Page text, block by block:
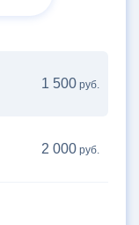
1 500 руб.
2 000 руб.